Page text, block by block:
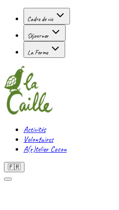
Cadre de vie
Séjourner
La Ferme
Activités
Volontaires
A(r)telier Cocon
🇫🇷